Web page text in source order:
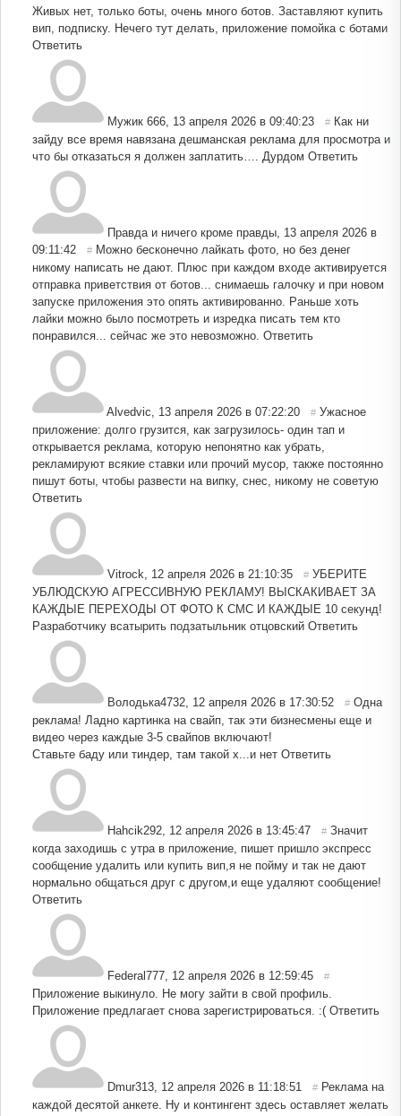
Живых нет, только боты, очень много ботов. Заставляют купить
вип, подписку. Нечего тут делать, приложение помойка с ботами
Ответить
Мужик 666 13 апреля 2026 в 09:40:23 # Как ни
зайду все время навязана дешманская реклама для просмотра и
что бы отказаться я должен заплатить…. Дурдом Ответить
Правда и ничего кроме правды 13 апреля 2026 в
09:11:42
# Можно бесконечно лайкать фото, но без денег
никому написать не дают. Плюс при каждом входе активируется
отправка приветствия от ботов... снимаешь галочку и при новом
запуске приложения это опять активированно. Раньше хоть
лайки можно было посмотреть и изредка писать тем кто
понравился... сейчас же это невозможно. Ответить
Alvedvic 13 апреля 2026 в 07:22:20 # Ужасное
приложение: долго грузится, как загрузилось- один тап и
открывается реклама, которую непонятно как убрать,
рекламируют всякие ставки или прочий мусор, также постоянно
пишут боты, чтобы развести на випку, снес, никому не советую
Ответить
Vitrock 12 апреля 2026 в 21:10:35 # УБЕРИТЕ
УБЛЮДСКУЮ АГРЕССИВНУЮ РЕКЛАМУ! ВЫСКАКИВАЕТ ЗА
КАЖДЫЕ ПЕРЕХОДЫ ОТ ФОТО К СМС И КАЖДЫЕ 10 секунд!
Разработчику всатырить подзатыльник отцовский Ответить
Володька4732 12 апреля 2026 в 17:30:52 # Одна
реклама! Ладно картинка на свайп, так эти бизнесмены еще и
видео через каждые 3-5 свайпов включают!
Ставьте баду или тиндер, там такой х...и нет Ответить
Hahcik292 12 апреля 2026 в 13:45:47 # Значит
когда заходишь с утра в приложение, пишет пришло экспресс
сообщение удалить или купить вип,я не пойму и так не дают
нормально общаться друг с другом,и еще удаляют сообщение!
Ответить
Federal777 12 апреля 2026 в 12:59:45 #
Приложение выкинуло. Не могу зайти в свой профиль.
Приложение предлагает снова зарегистрироваться. :( Ответить
Dmur313 12 апреля 2026 в 11:18:51 # Реклама на
каждой десятой анкете. Ну и контингент здесь оставляет желать